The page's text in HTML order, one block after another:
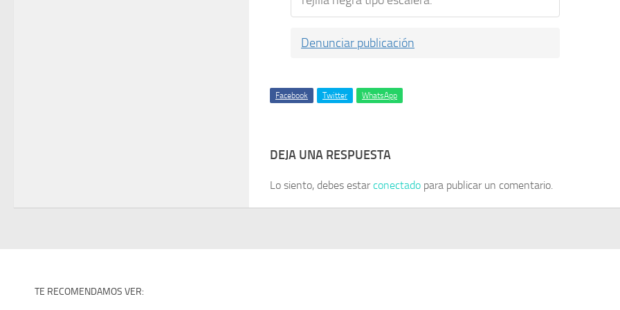
Denunciar publicación
Facebook Twitter WhatsApp
DEJA UNA RESPUESTA
Lo siento, debes estarconectado para publicar un comentario.
TE RECOMENDAMOS VER: